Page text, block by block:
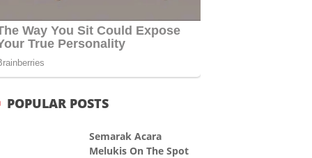
POPULAR POSTS
Semarak Acara
Melukis On The Spot